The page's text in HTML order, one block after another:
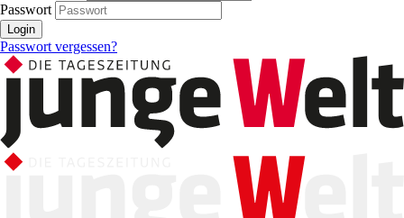
Passwort
Login
Passwort vergessen?